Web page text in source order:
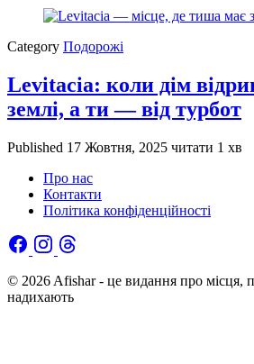
Category Подорожі
Levitacia: коли дім
землі, а ти — від турбот
Published 17 Жовтня, 2025 читати 1 хв
Про нас
Контакти
Політика конфіденційності
© 2026 Afishar - це видання про місця,
надихають